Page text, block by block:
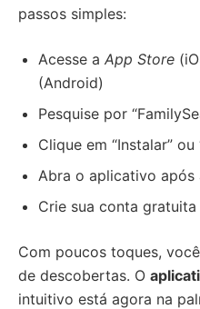
passos simples:
Acesse a App Store
(Android)
Pesquise por
Clique em “Instalar” ou
Abra o aplicativo após
Crie sua conta gratuita
Com poucos toques,
de descobertas. O
intuitivo está agora na